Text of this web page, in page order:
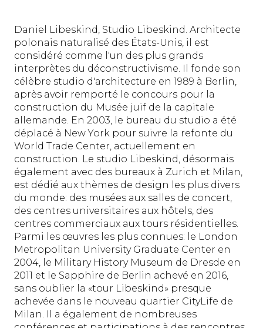
Daniel Libeskind, Studio Libeskind. Architecte
polonais naturalisé des États-Unis, il est
considéré comme l'un des plus grands
interprètes du déconstructivisme. Il fonde son
célèbre studio d'architecture en 1989 à Berlin,
après avoir remporté le concours pour la
construction du Musée juif de la capitale
allemande. En 2003, le bureau du studio a été
déplacé à New York pour suivre la refonte du
World Trade Center, actuellement en
construction. Le studio Libeskind, désormais
également avec des bureaux à Zurich et Milan,
est dédié aux thèmes de design les plus divers
du monde: des musées aux salles de concert,
des centres universitaires aux hôtels, des
centres commerciaux aux tours résidentielles.
Parmi les œuvres les plus connues: le London
Metropolitan University Graduate Center en
2004, le Military History Museum de Dresde en
2011 et le Sapphire de Berlin achevé en 2016,
sans oublier la «tour Libeskind» presque
achevée dans le nouveau quartier CityLife de
Milan. Il a également de nombreuses